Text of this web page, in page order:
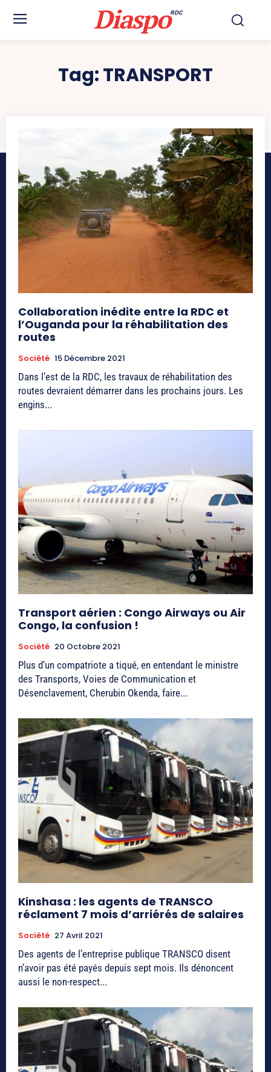
DiaspoRDC
Tag:TRANSPORT
Collaboration inédite entre la RDC et
l’Ouganda pour la réhabilitation des
routes
Société 15 Décembre 2021
Dans l’est de la RDC, les travaux de réhabilitation des
routes devraient démarrer dans les prochains jours. Les
engins...
Transport aérien : Congo Airways ou Air
Congo, la confusion !
Société 20 Octobre 2021
Plus d’un compatriote a tiqué, en entendant le ministre
des Transports, Voies de Communication et
Désenclavement, Cherubin Okenda, faire...
Kinshasa : les agents de TRANSCO
réclament 7 mois d’arriérés de salaires
Société 27 Avril 2021
Des agents de l’entreprise publique TRANSCO disent
n’avoir pas été payés depuis sept mois. Ils dénoncent
aussi le non-respect...